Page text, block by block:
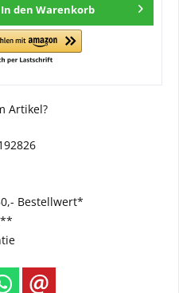
In den Warenkorb
Artikel?
Bestellwert*